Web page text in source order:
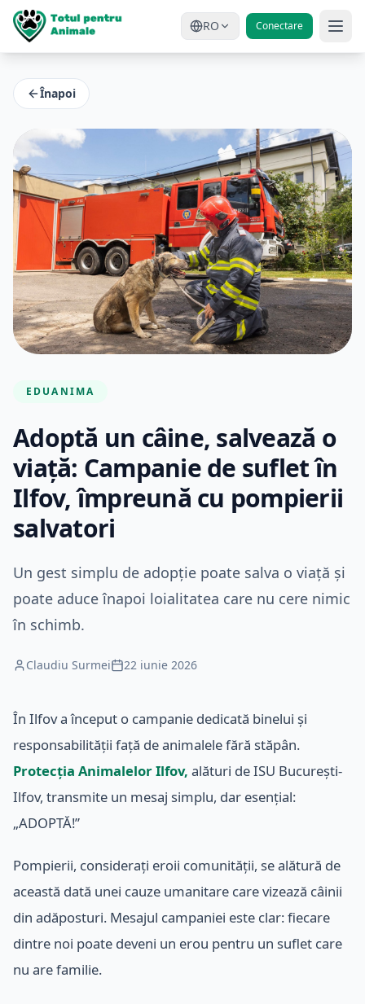
RO Conectare
Înapoi
EDUANIMA
Adoptă un câine, salvează o
viață: Campanie de suflet în
Ilfov, împreună cu pompierii
salvatori
Un gest simplu de adopție poate salva o viață și
poate aduce înapoi loialitatea care nu cere nimic
în schimb.
Claudiu Surmei 22 iunie 2026
În Ilfov a început o campanie dedicată binelui și
responsabilității față de animalele fără stăpân.
Protecția Animalelor Ilfov, alături de ISU București-
Ilfov, transmite un mesaj simplu, dar esențial:
„ADOPTĂ!”
Pompierii, considerați eroii comunității, se alătură de
această dată unei cauze umanitare care vizează câinii
din adăposturi. Mesajul campaniei este clar: fiecare
dintre noi poate deveni un erou pentru un suflet care
nu are familie.